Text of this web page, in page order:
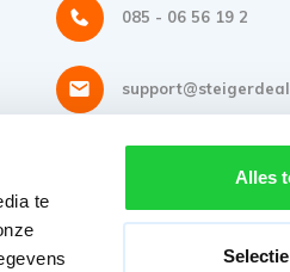
te
Alles
085 - 06 56 19 2
Meld je aan voor onze
Ontvang de beste